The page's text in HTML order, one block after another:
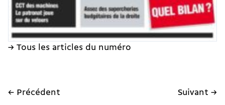
→ Tous les articles du numéro
← Précédent Suivant →